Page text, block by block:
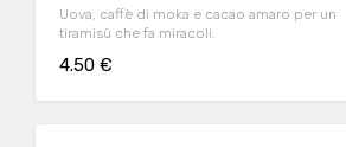
Uova, caffè di moka e cacao amaro per un
tiramisù che fa miracoli.
4.50 €